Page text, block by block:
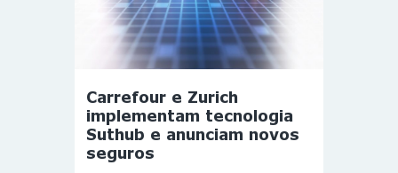
Carrefour e Zurich
implementam tecnologia
Suthub e anunciam novos
seguros